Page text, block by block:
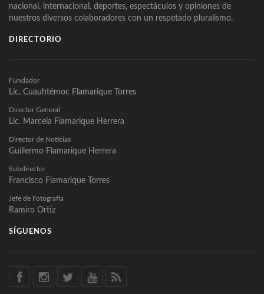
nacional, internacional, deportes, espectáculos y opiniones de
nuestros diversos colaboradores con un respetado pluralismo.
DIRECTORIO
Fundador
Lic. Cuauhtémoc Flamarique Torres
Director General
Lic. Marcela Flamarique Herrera
Director de Noticias
Guillermo Flamarique Herrera
Subdirector
Francisco Flamarique Torres
Jefe de Fotografía
Ramiro Ortíz
SÍGUENOS